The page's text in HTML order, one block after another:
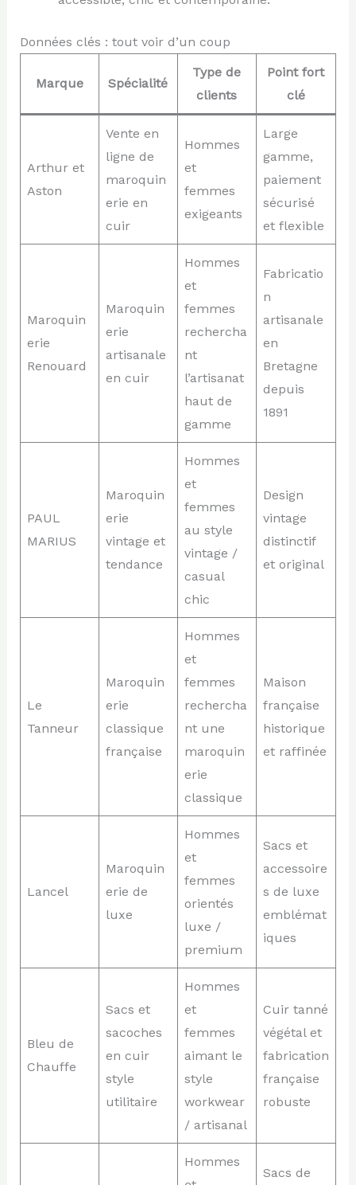
Données clés : tout voir d’un coup
Marque Spécialité
Type de
clients
Point fort
clé
Arthur et
Aston
Vente en
ligne de
maroquin
erie en
cuir
Hommes
et
femmes
exigeants
Large
gamme,
paiement
sécurisé
et flexible
Maroquin
erie
Renouard
Maroquin
erie
artisanale
en cuir
Hommes
et
femmes
rechercha
nt
l’artisanat
haut de
gamme
Fabricatio
n
artisanale
en
Bretagne
depuis
1891
PAUL
MARIUS
Maroquin
erie
vintage et
tendance
Hommes
et
femmes
au style
vintage /
casual
chic
Design
vintage
distinctif
et original
Le
Tanneur
Maroquin
erie
classique
française
Hommes
et
femmes
rechercha
nt une
maroquin
erie
classique
Maison
française
historique
et raffinée
Lancel
Maroquin
erie de
luxe
Hommes
et
femmes
orientés
luxe /
premium
Sacs et
accessoire
s de luxe
emblémat
iques
Bleu de
Chauffe
Sacs et
sacoches
en cuir
style
utilitaire
Hommes
et
femmes
aimant le
style
workwear
/ artisanal
Cuir tanné
végétal et
fabrication
française
robuste
Hommes
Sacs de